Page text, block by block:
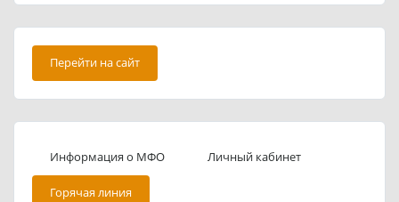
Перейти на сайт
Информация о МФО Личный кабинет
Горячая линия